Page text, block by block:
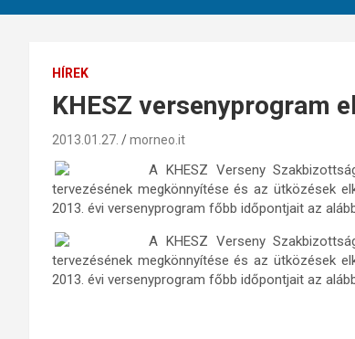
HÍREK
KHESZ versenyprogram
2013.01.27. morneo.it
A KHESZ Verseny
tervezésének megkönnyítése és az ütközések
2013. évi versenyprogram főbb időpontjait az
A KHESZ Verseny
tervezésének megkönnyítése és az ütközések
2013. évi versenyprogram főbb időpontjait az